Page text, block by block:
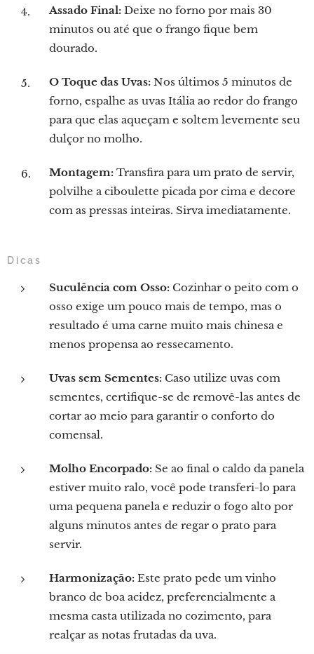
Assado Final: Deixe no forno por mais 30
minutos ou até que o frango fique bem
dourado.
O Toque das Uvas: Nos últimos 5 minutos de
forno, espalhe as uvas Itália ao redor do frango
para que elas aqueçam e soltem levemente seu
dulçor no molho.
Montagem: Transfira para um prato de servir,
polvilhe a ciboulette picada por cima e decore
com as pressas inteiras. Sirva imediatamente.
Dicas
Suculência com Osso: Cozinhar o peito com o
osso exige um pouco mais de tempo, mas o
resultado é uma carne muito mais chinesa e
menos propensa ao ressecamento.
Uvas sem Sementes: Caso utilize uvas com
sementes, certifique-se de removê-las antes de
cortar ao meio para garantir o conforto do
comensal.
Molho Encorpado: Se ao final o caldo da panela
estiver muito ralo, você pode transferi-lo para
uma pequena panela e reduzir o fogo alto por
alguns minutos antes de regar o prato para
servir.
Harmonização: Este prato pede um vinho
branco de boa acidez, preferencialmente a
mesma casta utilizada no cozimento, para
realçar as notas frutadas da uva.